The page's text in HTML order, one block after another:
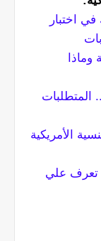
اختبار
وماذا
المتطلبات
الأمريكية
تعرف علي